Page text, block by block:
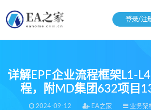
登录/注
详解EPF企业流程框架L1-
程，附MD集团632项目
2024-09-12 EA之家 业务架